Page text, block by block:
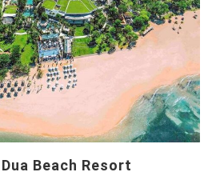
Beach Resort